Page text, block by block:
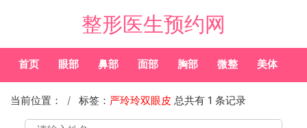
整形医生预约网
首页 眼部 鼻部 面部 胸部 微整 美体
当前位置： 标签： 严玲玲双眼皮 总共有 1 条记录